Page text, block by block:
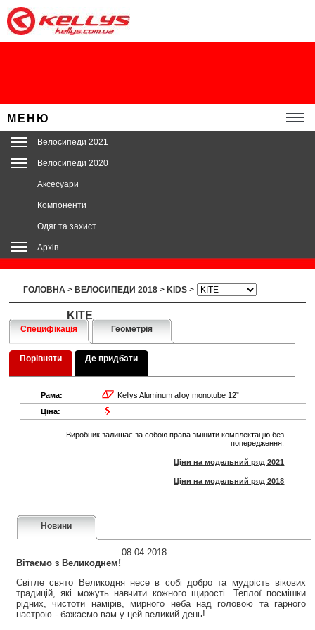
МЕНЮ
Велосипеди 2021
Велосипеди 2020
Аксесуари
Компоненти
Одяг та захист
Архів
ГОЛОВНА > ВЕЛОСИПЕДИ 2018 > KIDS >
KITE
Специфікація Геометрія
Порівняти Де придбати
Рама:
Kellys Aluminum alloy monotube 12”
Ціна:
Виробник залишає за собою права змінити комплектацію без
попередження.
Ціни на модельний ряд 2021
Ціни на модельний ряд 2018
Новини
08.04.2018
Вітаємо з Великоднем!
Світле свято Великодня несе в собі добро та мудрість вікових
традицій, які можуть навчити кожного щирості. Теплої посмішки
рідних, чистоти намірів, мирного неба над головою та гарного
настрою - бажаємо вам у цей великий день!